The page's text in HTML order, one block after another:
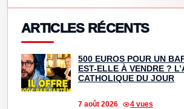
ARTICLES RÉCENTS
500 EUROS POUR UN
EST-ELLE À VENDRE ?
CATHOLIQUE DU JOUR
7 août 2026 4 vues